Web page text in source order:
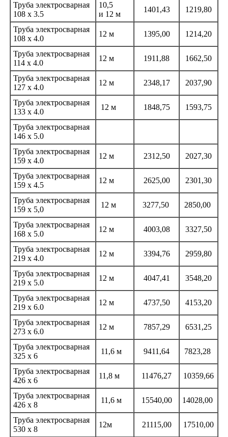
Труба электросварная
108 х 3.5
10,5
и 12 м
1401,43 1219,80
Труба электросварная
108 х 4.0
12 м 1395,00 1214,20
Труба электросварная
114 х 4.0
12 м 1911,88 1662,50
Труба электросварная
127 х 4.0
12 м 2348,17 2037,90
Труба электросварная
133 х 4.0
12 м 1848,75 1593,75
Труба электросварная
146 х 5.0
Труба электросварная
159 х 4.0
12 м 2312,50 2027,30
Труба электросварная
159 х 4.5
12 м 2625,00 2301,30
Труба электросварная
159 х 5,0
12 м 3277,50 2850,00
Труба электросварная
168 х 5.0
12 м 4003,08 3327,50
Труба электросварная
219 х 4.0
12 м 3394,76 2959,80
Труба электросварная
219 х 5.0
12 м 4047,41 3548,20
Труба электросварная
219 х 6.0
12 м 4737,50 4153,20
Труба электросварная
273 х 6.0
12 м 7857,29 6531,25
Труба электросварная
325 х 6
11,6 м 9411,64 7823,28
Труба электросварная
426 х 6
11,8 м 11476,27 10359,66
Труба электросварная
426 х 8
11,6 м 15540,00 14028,00
Труба электросварная
530 х 8
12м 21115,00 17510,00